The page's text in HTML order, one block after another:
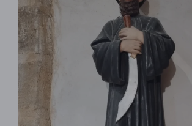
Né en 1808 à Beynat (Cors), ce prêtre
étrangères a été décapité en 1838